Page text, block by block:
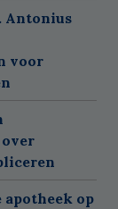
Antonius
voor
op